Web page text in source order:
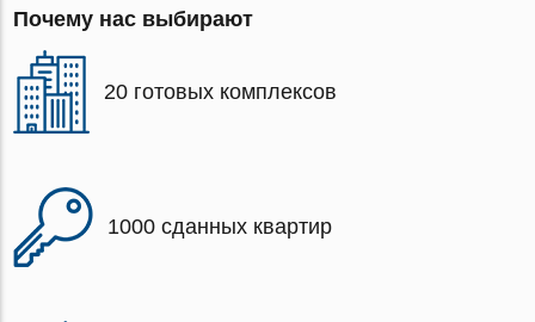
Почему нас выбирают
20 готовых комплексов
1000 сданных квартир